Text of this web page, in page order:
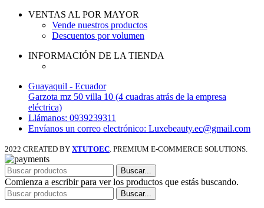
VENTAS AL POR MAYOR
Vende nuestros productos
Descuentos por volumen
INFORMACIÓN DE LA TIENDA
Guayaquil - Ecuador
Garzota mz 50 villa 10 (4 cuadras atrás de la empresa
eléctrica)
Llámanos: 0939239311
Envíanos un correo electrónico: Luxebeauty.ec@gmail.com
2022 CREATED BY XTUTOEC . PREMIUM E-COMMERCE SOLUTIONS.
Buscar...
Comienza a escribir para ver los productos que estás buscando.
Buscar...